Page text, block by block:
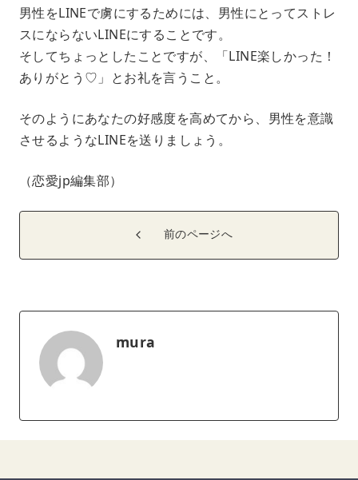
男性をLINEで虜にするためには、男性にとってストレ
スにならないLINEにすることです。
そしてちょっとしたことですが、「LINE楽しかった！
ありがとう♡」とお礼を言うこと。
そのようにあなたの好感度を高めてから、男性を意識
させるようなLINEを送りましょう。
（恋愛jp編集部）
前のページへ
mura